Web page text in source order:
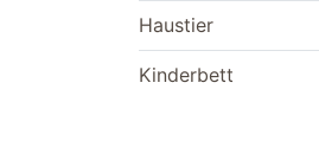
Haustier
Kinderbett